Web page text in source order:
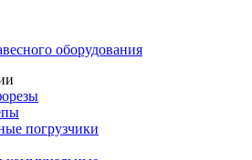
оборудования
погрузчики